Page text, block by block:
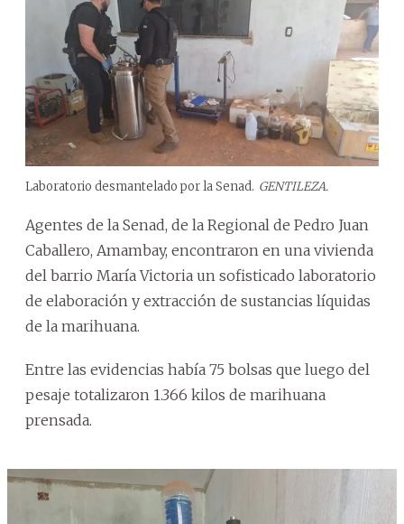
Laboratorio desmantelado por la Senad. GENTILEZA.
Agentes de la Senad, de la Regional de Pedro Juan
Caballero, Amambay, encontraron en una vivienda
del barrio María Victoria un sofisticado laboratorio
de elaboración y extracción de sustancias líquidas
de la marihuana.
Entre las evidencias había 75 bolsas que luego del
pesaje totalizaron 1.366 kilos de marihuana
prensada.